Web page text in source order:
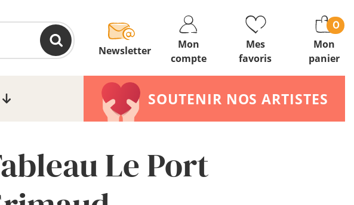
Newsletter
Mon
compte
Mes
favoris
Mon
panier
0
SOUTENIR NOS ARTISTES
Le Port